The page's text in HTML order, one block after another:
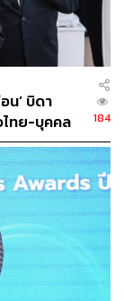
’ บิดา
ไทย-บุคคล
184